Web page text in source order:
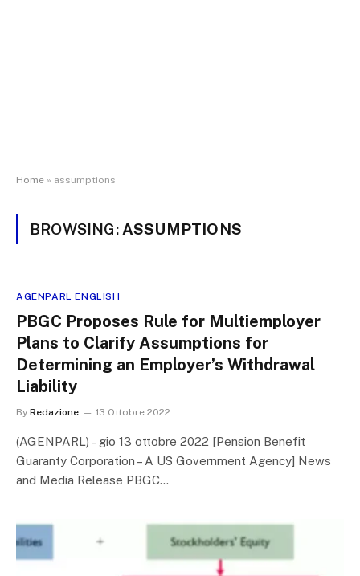
Home » assumptions
BROWSING: ASSUMPTIONS
AGENPARL ENGLISH
PBGC Proposes Rule for Multiemployer
Plans to Clarify Assumptions for
Determining an Employer’s Withdrawal
Liability
By Redazione 13 Ottobre 2022
(AGENPARL) – gio 13 ottobre 2022 [Pension Benefit
Guaranty Corporation – A US Government Agency] News
and Media Release PBGC…